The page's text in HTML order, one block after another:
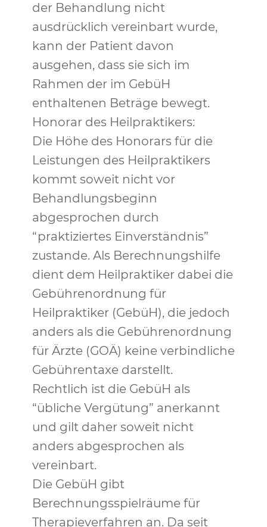
der Behandlung nicht
ausdrücklich vereinbart wurde,
kann der Patient davon
ausgehen, dass sie sich im
Rahmen der im GebüH
enthaltenen Beträge bewegt.
Honorar des Heilpraktikers:
Die Höhe des Honorars für die
Leistungen des Heilpraktikers
kommt soweit nicht vor
Behandlungsbeginn
abgesprochen durch
“praktiziertes Einverständnis”
zustande. Als Berechnungshilfe
dient dem Heilpraktiker dabei die
Gebührenordnung für
Heilpraktiker (GebüH), die jedoch
anders als die Gebührenordnung
für Ärzte (GOÄ) keine verbindliche
Gebührentaxe darstellt.
Rechtlich ist die GebüH als
“übliche Vergütung” anerkannt
und gilt daher soweit nicht
anders abgesprochen als
vereinbart.
Die GebüH gibt
Berechnungsspielräume für
Therapieverfahren an. Da seit